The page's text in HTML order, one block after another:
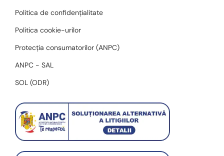
Politica de confidențialitate
Politica cookie-urilor
Protecția consumatorilor (ANPC)
ANPC - SAL
SOL (ODR)